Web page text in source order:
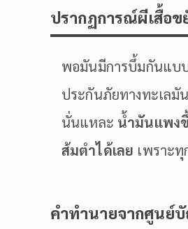
ปรากฏการณ์ผีเสื้อ
พอมันมีการบึ้มกันแบบ
ประกันภัยทางทะเลมั
นั่นแหละ น้ำมันแพง
ส้มตำได้เลย เพราะ
คำทำนายจากศูนย์